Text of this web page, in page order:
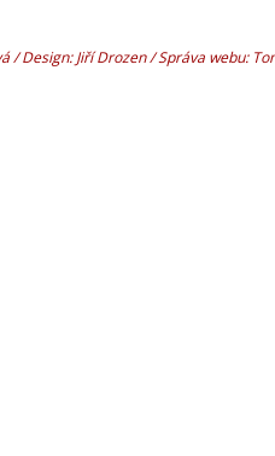
/ Design: Jiří Drozen / Správa webu: